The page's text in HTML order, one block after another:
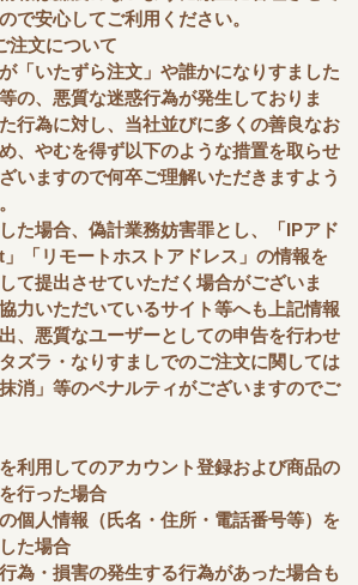
で安心してご利用ください。
注文について
「いたずら注文」や誰かになりすました
の、悪質な迷惑行為が発生しておりま
行為に対し、当社並びに多くの善良なお
、やむを得ず以下のような措置を取らせ
いますので何卒ご理解いただきますよう
た場合、偽計業務妨害罪とし、「IPアド
「リモートホストアドレス」の情報を
て提出させていただく場合がございま
力いただいているサイト等へも上記情報
、悪質なユーザーとしての申告を行わせ
ズラ・なりすましでのご注文に関しては
消」等のペナルティがございますのでご
利用してのアカウント登録および商品の
行った場合
個人情報（氏名・住所・電話番号等）を
た場合
為・損害の発生する行為があった場合も